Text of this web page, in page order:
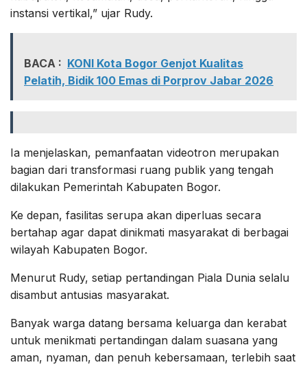
instansi vertikal,” ujar Rudy.
BACA : KONI Kota Bogor Genjot Kualitas
Pelatih, Bidik 100 Emas di Porprov Jabar 2026
Ia menjelaskan, pemanfaatan videotron merupakan
bagian dari transformasi ruang publik yang tengah
dilakukan Pemerintah Kabupaten Bogor.
Ke depan, fasilitas serupa akan diperluas secara
bertahap agar dapat dinikmati masyarakat di berbagai
wilayah Kabupaten Bogor.
Menurut Rudy, setiap pertandingan Piala Dunia selalu
disambut antusias masyarakat.
Banyak warga datang bersama keluarga dan kerabat
untuk menikmati pertandingan dalam suasana yang
aman, nyaman, dan penuh kebersamaan, terlebih saat